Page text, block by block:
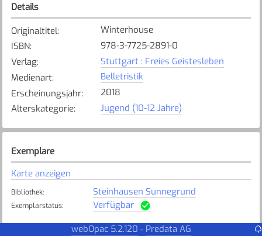
Details
Originaltitel:
Winterhouse
ISBN:
978-3-7725-2891-0
Verlag:
Stuttgart : Freies Geistesleben
Medienart:
Belletristik
Erscheinungsjahr:
2018
Alterskategorie: Jugend (10-12 Jahre)
Exemplare
Karte anzeigen
Bibliothek: Steinhausen Sunnegrund
Exemplarstatus: Verfügbar
webOpac 5.2.120 - Predata AG